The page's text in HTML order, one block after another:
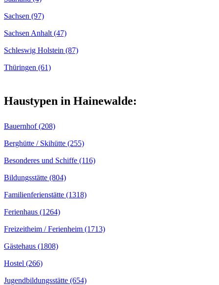
Sachsen (97)
Sachsen Anhalt (47)
Schleswig Holstein (87)
Thüringen (61)
Haustypen in Hainewalde:
Bauernhof (208)
Berghütte / Skihütte (255)
Besonderes und Schiffe (116)
Bildungsstätte (804)
Familienferienstätte (1318)
Ferienhaus (1264)
Freizeitheim / Ferienheim (1713)
Gästehaus (1808)
Hostel (266)
Jugendbildungsstätte (654)